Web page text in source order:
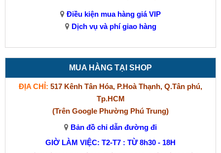
Điều kiện mua hàng giá VIP
Dịch vụ và phí giao hàng
MUA HÀNG TẠI SHOP
ĐỊA CHỈ: 517 Kênh Tân Hóa, P.Hoà Thạnh, Q.Tân phú,
Tp.HCM
(Trên Google Phường Phú Trung)
Bản đồ chỉ dẫn đường đi
GIỜ LÀM VIỆC: T2-T7 : TỪ 8h30 - 18H